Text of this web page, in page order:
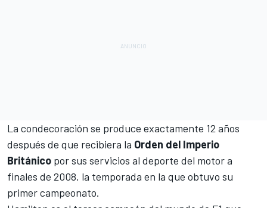
La condecoración se produce exactamente 12 años
después de que recibiera la Orden del Imperio
Británico por sus servicios al deporte del motor a
finales de 2008, la temporada en la que obtuvo su
primer campeonato.